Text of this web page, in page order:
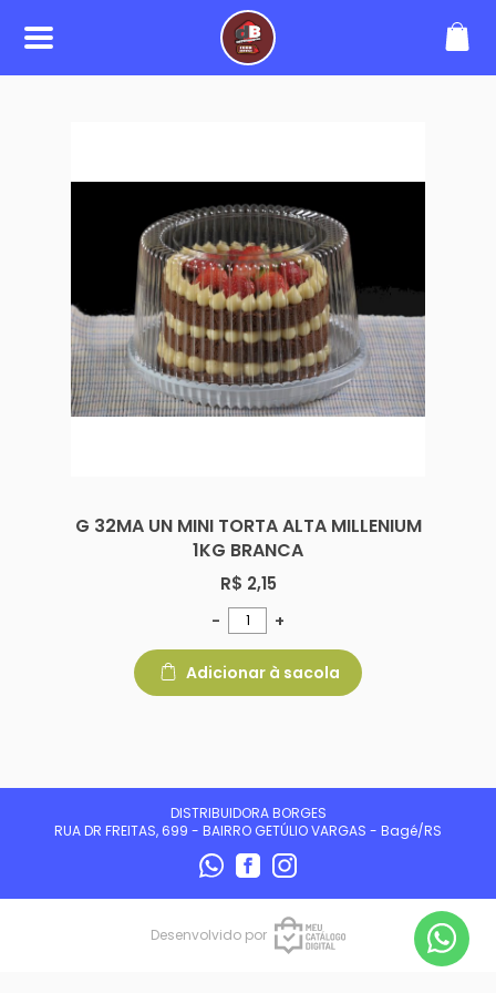
(53) 99947-3200
borgeshahn@yahoo.com.br
REDES SOCIAIS
G 32MA UN MINI TORTA ALTA MILLENIUM
1KG BRANCA
R$ 2,15
- +
Adicionar à sacola
DISTRIBUIDORA BORGES
RUA DR FREITAS, 699 - BAIRRO GETÚLIO VARGAS - Bagé/RS
Desenvolvido por